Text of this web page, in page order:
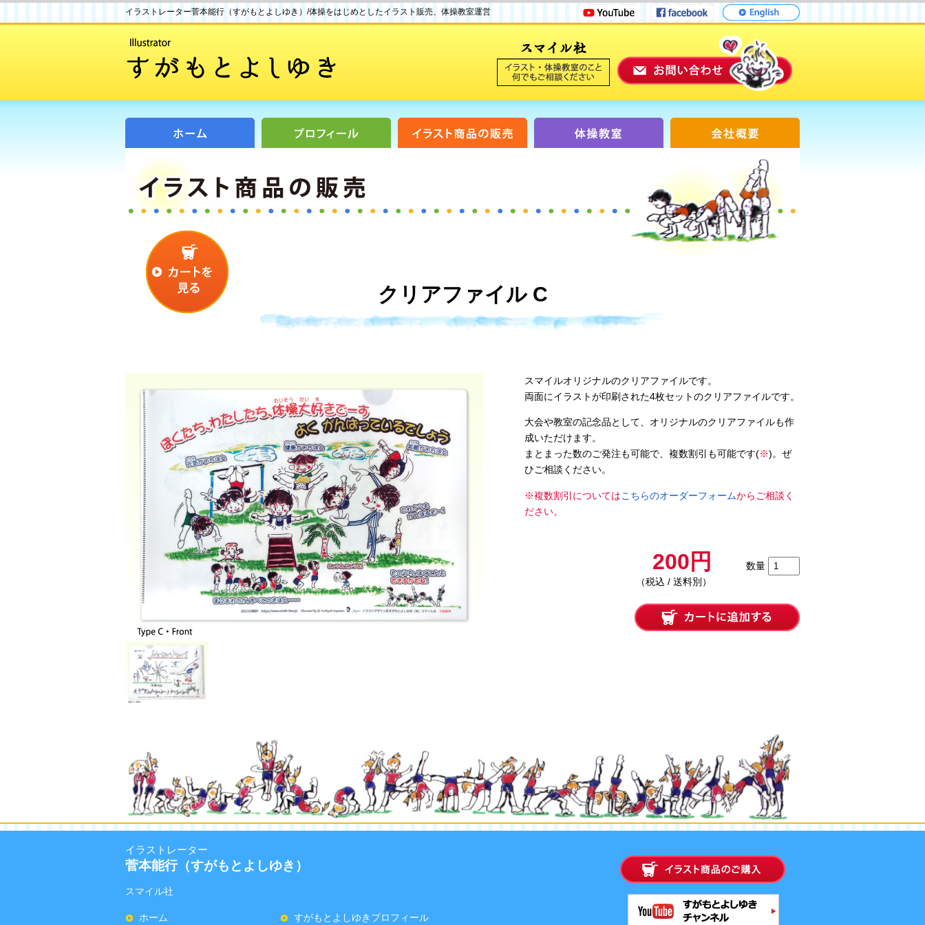
イラストレーター菅本能行（すがもとよしゆき）/体操をはじめとしたイラスト販売、体操教室運営
クリアファイル C
スマイルオリジナルのクリアファイルです。
両面にイラストが印刷された4枚セットのクリアファイルです。
大会や教室の記念品として、オリジナルのクリアファイルも作
成いただけます。
まとまった数のご発注も可能で、複数割引も可能です(※)。ぜ
ひご相談ください。
※複数割引についてはこちらのオーダーフォームからご相談く
ださい。
200円
（税込 / 送料別）
数量
イラストレーター
菅本能行（すがもとよしゆき）
スマイル社
ホーム すがもとよしゆきプロフィール